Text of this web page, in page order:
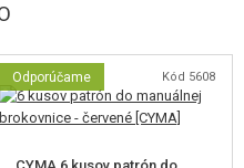
zbraň so slušným výkonom.
priloženým vyterák nepotrebuje
alebo nabíjať akumulátor.V
plničku, vytierak hlavne a
jednu
Odporúčame Kód 5608